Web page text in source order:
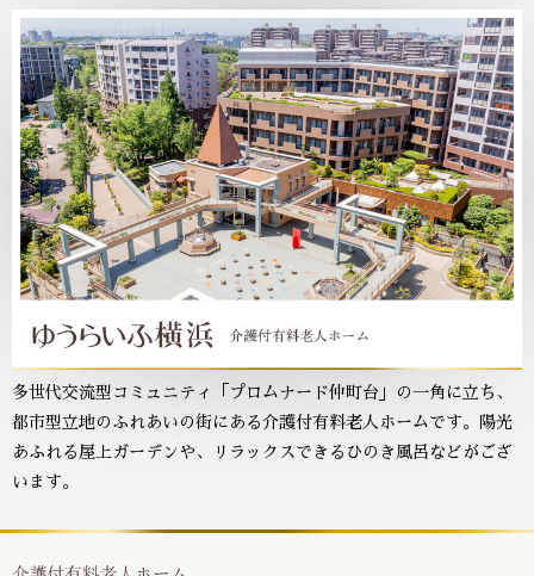
多世代交流型コミュニティ「プロムナード仲町台」の一角に立ち、
都市型立地のふれあいの街にある介護付有料老人ホームです。陽光
あふれる屋上ガーデンや、リラックスできるひのき風呂などがござ
います。